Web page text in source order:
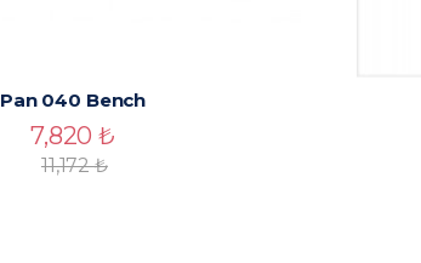
Pan 040 Bench
7,820₺
11,172₺